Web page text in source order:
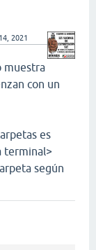
2021
muestra
con un
es
terminal>
según